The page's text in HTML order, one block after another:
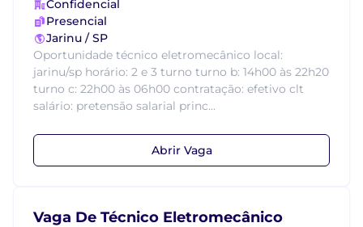
Confidencial
Presencial
Jarinu / SP
Oportunidade técnico eletromecânico local:
jarinu/sp horário: 2 e 3 turno turno b: 14h00 às 22h20
turno c: 22h00 às 06h00 contratação: efetivo clt
salário: pretensão salarial princ...
Abrir Vaga
Vaga De Técnico Eletromecânico